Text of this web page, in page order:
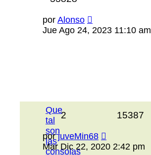
por Alonso
Jue Ago 24, 2023 11:10 am
Que
tal
son
las
consolas
2 15387
porjuveMin68
Mar Dic 22, 2020 2:42 pm